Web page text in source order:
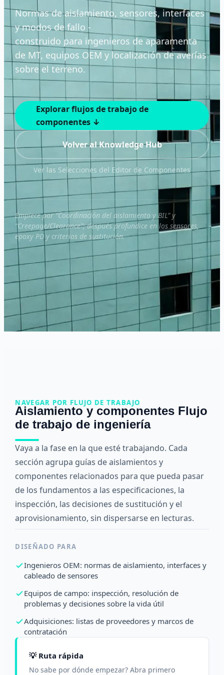
Normas de aislamiento, sensores, interfaces
y modos de fallo -
construido para ingenieros de aparamenta
de MT, equipos OEM y localización de averías
sobre el terreno.
Explorar flujos de trabajo de
componentes ↓
Volver al Knowledge Hub
Ver las Selecciones del Editor de Componentes
Empiece por “Coordinación del aislamiento y BIL” y
“Creepage/Clearance”; después profundice en los sensores,
epoxy PD y criterios de sustitución.
NAVEGAR POR FLUJO DE TRABAJO
Aislamiento y componentes Flujo
de trabajo de ingeniería
Vaya a la fase en la que esté trabajando. Cada
sección agrupa guías de aislamientos y
componentes relacionados para que pueda pasar
de los fundamentos a las especificaciones, la
inspección, las decisiones de sustitución y el
aprovisionamiento, sin dispersarse en lecturas.
DISEÑADO PARA
Ingenieros OEM: normas de aislamiento, interfaces y
cableado de sensores
Equipos de campo: inspección, resolución de
problemas y decisiones sobre la vida útil
Adquisiciones: listas de proveedores y marcos de
contratación
💡 Ruta rápida
No sabe por dónde empezar? Abra primero